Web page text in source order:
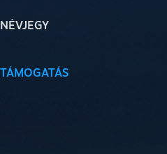
NÉVJEGY
TÁMOGATÁS